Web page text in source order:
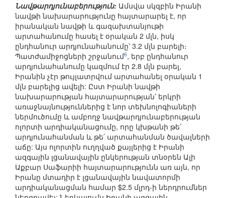
Նավթարդյունաբերություն: Ամսվա սկզբին Իրանի
նավթի նախարարությունը հայտարարել է, որ
իրանական նավթի և գազախտանյութի
արտահանումը հասել է օրական 2 մլն, իսկ
ընդհանուր արդյունահանումը՝ 3.2 մլն բարելի։
Պատժամիջոցների շրջանում6, երբ ընդհանուր
արդյունահանումը կազմում էր 2.8 մլն բարել,
Իրանին չէր թույլատրվում արտահանել օրական 1
մլն բարելից ավելի: Ըստ Իրանի նավթի
նախարարության հայտարարության՝ երկրի
առաջնայնություններից է նոր տեխնոլոգիաների
ներմուծումը և ամբողջ նավթարդյունաբերության
ոլորտի արդիականացումը, որը կխթանի թե՛
արդյունահանման և թե՛ արտահանման ծավալների
աճը: Այս ոլորտին ուղղված քայլերից է Իրանի
ազգային լցանավային ընկերության տնօրեն Ալի
Աքբար Սաֆարիի հայտարարությունն առ այն, որ
Իրանը մտադիր է լցանավային նավատորմի
արդիականացման համար $2.5 մլրդ-ի ներդրումներ